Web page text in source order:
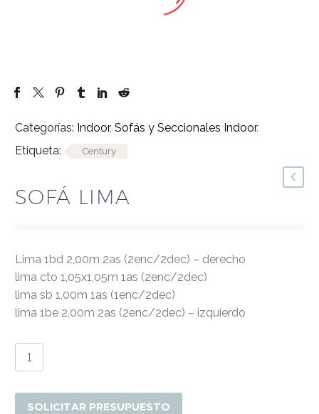
Categorías: Indoor, Sofás y Seccionales Indoor.
Etiqueta:
Century
SOFÁ LIMA
lima 1bd 2,00m 2as (2enc/2dec) – derecho
lima cto 1,05x1,05m 1as (2enc/2dec)
lima sb 1,00m 1as (1enc/2dec)
lima 1be 2,00m 2as (2enc/2dec) – izquierdo
Sofá
Lima
SOLICITAR PRESUPUESTO